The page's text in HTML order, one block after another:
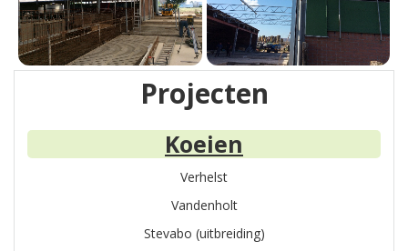
Projecten
Koeien
Verhelst
Vandenholt
Stevabo (uitbreiding)